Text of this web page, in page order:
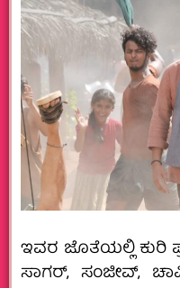
ಇವರ ಜೊತೆಯಲ್ಲಿ ಕುರಿ
ಸಾಗರ್, ಸಂಜೀವ್,